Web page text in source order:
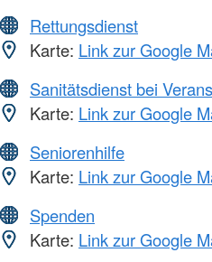
Rettungsdienst
Karte: Link zur Google
Sanitätsdienst bei
Karte: Link zur Google
Seniorenhilfe
Karte: Link zur Google
Spenden
Karte: Link zur Google